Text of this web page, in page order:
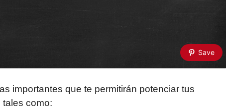
Save
importantes que te permitirán potenciar tus
como: